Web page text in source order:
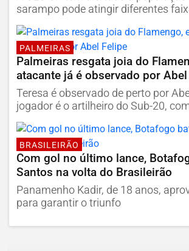
sarampo pode atingir diferentes
PALMEIRAS
Palmeiras resgata joia do
atacante já é observado por
Teresa é observado de perto por
jogador é o artilheiro do Sub-20,
BRASILEIRÃO
Com gol no último lance,
Santos na volta do Brasileirão
Panamenho Kadir, de 18 anos,
para garantir o triunfo